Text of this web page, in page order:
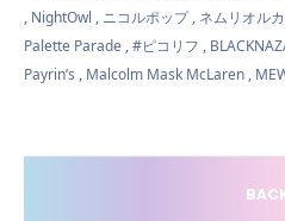
, NightOwl , ニコルポップ , ネムリオル
Palette Parade , #ピコリフ ,
Payrin’s , Malcolm Mask McLaren ,